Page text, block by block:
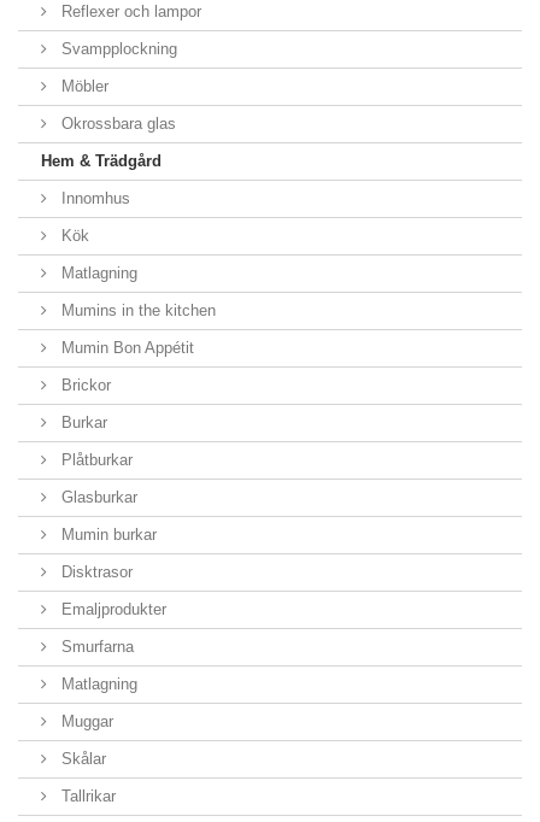
Reflexer och lampor
Svampplockning
Möbler
Okrossbara glas
Hem & Trädgård
Innomhus
Kök
Matlagning
Mumins in the kitchen
Mumin Bon Appétit
Brickor
Burkar
Plåtburkar
Glasburkar
Mumin burkar
Disktrasor
Emaljprodukter
Smurfarna
Matlagning
Muggar
Skålar
Tallrikar